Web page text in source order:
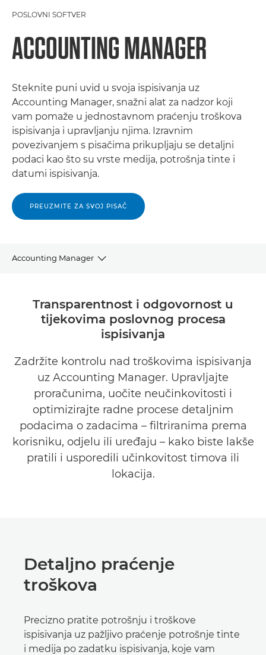
POSLOVNI SOFTVER
ACCOUNTING MANAGER
Steknite puni uvid u svoja ispisivanja uz
Accounting Manager, snažni alat za nadzor koji
vam pomaže u jednostavnom praćenju troškova
ispisivanja i upravljanju njima. Izravnim
povezivanjem s pisačima prikupljaju se detaljni
podaci kao što su vrste medija, potrošnja tinte i
datumi ispisivanja.
PREUZMITE ZA SVOJ PISAČ
Accounting Manager
PREDNOSTI
PREUZMITE SOFTVER
Transparentnost i odgovornost u
tijekovima poslovnog procesa
ispisivanja
Zadržite kontrolu nad troškovima ispisivanja
uz Accounting Manager. Upravljajte
proračunima, uočite neučinkovitosti i
optimizirajte radne procese detaljnim
podacima o zadacima – filtriranima prema
korisniku, odjelu ili uređaju – kako biste lakše
pratili i usporedili učinkovitost timova ili
lokacija.
Detaljno praćenje
troškova
Precizno pratite potrošnju i troškove
ispisivanja uz pažljivo praćenje potrošnje tinte
i medija po zadatku ispisivanja, koje vam